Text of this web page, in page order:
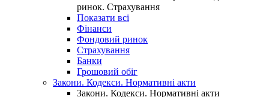
ринок. Страхування
Показати всі
Фінанси
Фондовий ринок
Страхування
Банки
Грошовий обіг
Закони. Кодекси. Нормативні акти
Закони. Кодекси. Нормативні акти